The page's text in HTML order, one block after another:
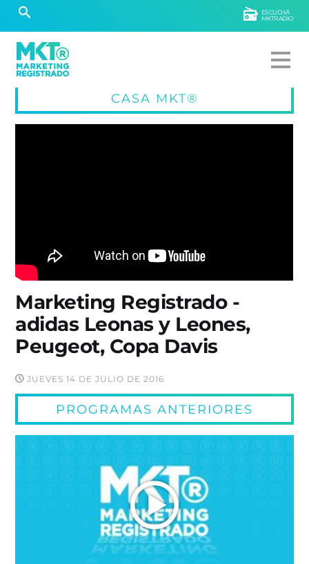
ESCUCHÁ
MKTRADIO
CASA MKT®
Marketing Registrado -
adidas Leonas y Leones,
Peugeot, Copa Davis
JUEVES 14 DE JULIO DE 2016
PROGRAMAS ANTERIORES